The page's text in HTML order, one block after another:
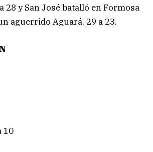
28 y San José batalló en Formosa
aguerrido Aguará, 29 a 23.
10